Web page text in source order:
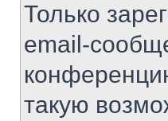
Только
email-
такую